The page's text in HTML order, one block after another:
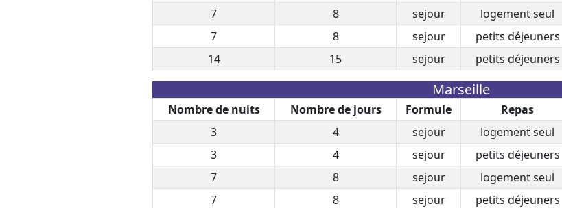
7
8 sejour logement seul
7
8 sejour petits déjeuners
14
15 sejour petits déjeuners
Marseille
Nombre de nuits Nombre de jours Formule Repas
3
4 sejour logement seul
3
4 sejour petits déjeuners
7
8 sejour logement seul
7
8 sejour petits déjeuners